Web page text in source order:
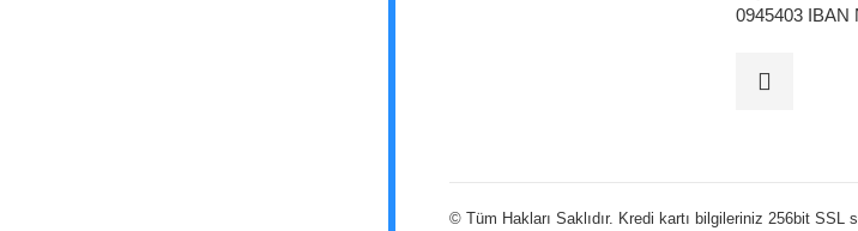
0945403 IBAN
© Tüm Hakları Saklıdır. Kredi kartı bilgileriniz 256bit SSL